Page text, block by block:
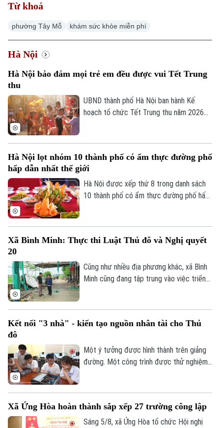
Chuyên mục
Thời sự
Hà Nội
Chính trị
Hà Nội
Từ khoá
phường Tây Mỗ khám sức khỏe miễn phí
Hà Nội
Hà Nội bảo đảm mọi trẻ em đều được vui Tết Trung
thu
UBND thành phố Hà Nội ban hành Kế
hoạch tổ chức Tết Trung thu năm 2026
thăm hỏi, tặng quà đầy đủ, kịp thời.
Hà Nội lọt nhóm 10 thành phố có ẩm thực đường phố
hấp dẫn nhất thế giới
Hà Nội được xếp thứ 8 trong danh sách
10 thành phố có ẩm thực đường phố hấp
Xã Bình Minh: Thực thi Luật Thủ đô và Nghị quyết
20
Cũng như nhiều địa phương khác, xã Bình
Minh cũng đang tập trung vào việc triển
tổ chức vi phạm về trật tự xây dựng, đất
Kết nối "3 nhà" - kiến tạo nguồn nhân tài cho Thủ
đô
Một ý tưởng được hình thành trên giảng
đường. Một công trình được thử nghiệm
giá trị cho xã hội, cần một hành trình dài
hơn. Hành trình ấy cần sự kết nối giữa Nhà
Xã Ứng Hòa hoàn thành sắp xếp 27 trường công lập
Sáng 5/8, xã Ứng Hòa tổ chức Hội nghị